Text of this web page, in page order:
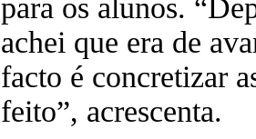
para os alunos.
achei que era de
facto é concretizar
feito”, acrescenta.